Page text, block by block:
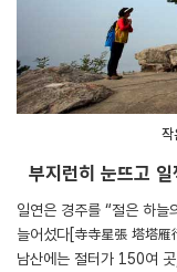
작
부지런히 눈뜨고
일연은 경주를 “절은 하늘
늘어섰다[寺寺星張 塔塔
남산에는 절터가 150여